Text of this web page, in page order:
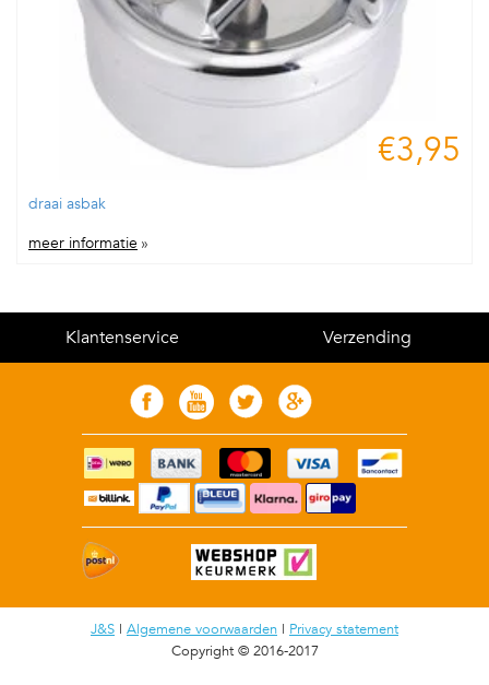
€3,95
draai asbak
meer informatie »
Klantenservice Verzending
J&S | Algemene voorwaarden | Privacy statement
Copyright © 2016-2017